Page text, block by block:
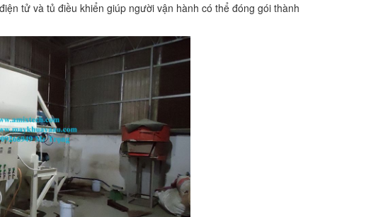
tử và tủ điều khiển giúp người vận hành có thể đóng gói thành